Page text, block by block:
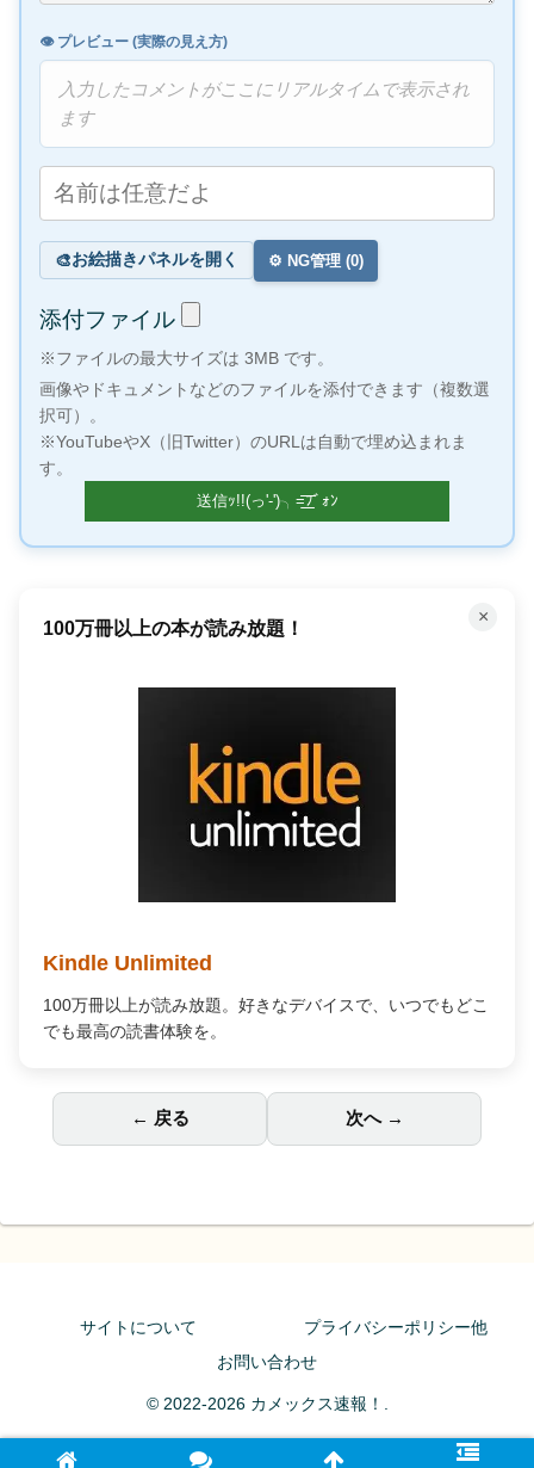
👁️ プレビュー (実際の見え方)
入力したコメントがここにリアルタイムで表示され
ます
🎨お絵描きパネルを開く ⚙️ NG管理 (0)
添付ファイル
※ファイルの最大サイズは 3MB です。
画像やドキュメントなどのファイルを添付できます（複数選
択可）。
※YouTubeやX（旧Twitter）のURLは自動で埋め込まれま
す。
×
100万冊以上の本が読み放題！
Kindle Unlimited
100万冊以上が読み放題。好きなデバイスで、いつでもどこ
でも最高の読書体験を。
← 戻る 次へ →
サイトについて
プライバシーポリシー他
お問い合わせ
© 2022-2026 カメックス速報！.